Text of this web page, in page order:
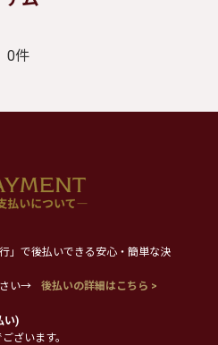
0件
」で後払いできる安心・簡単な決
さい→
後払いの詳細はこちら >
い)
ざいます。